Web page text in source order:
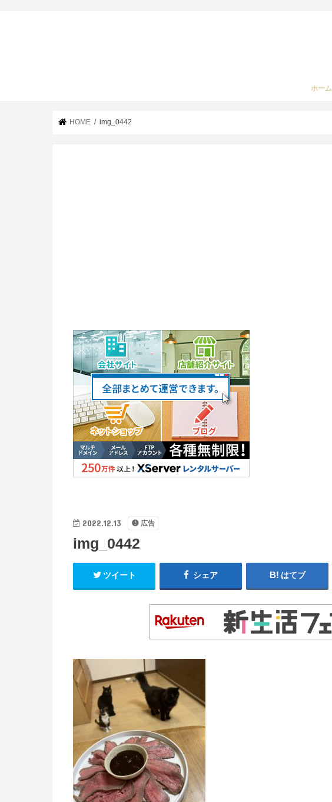
ホーム
HOME img_0442
2022.12.13 広告
img_0442
ツイート シェア はてブ